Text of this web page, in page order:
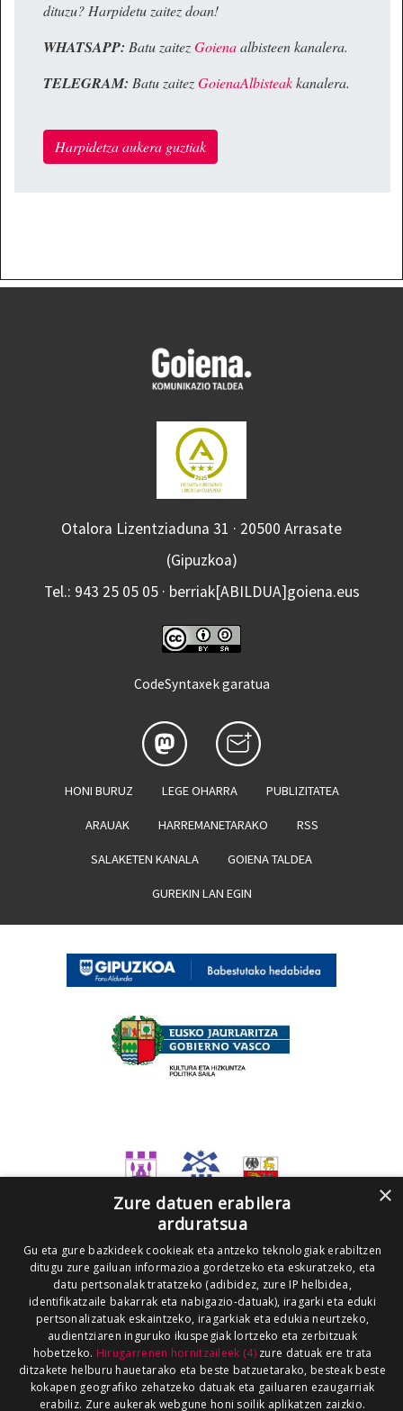
dituzu? Harpidetu zaitez doan!
WHATSAPP: Batu zaitezGoienaalbisteen kanalera.
TELEGRAM: Batu zaitezGoienaAlbisteakkanalera.
Harpidetza aukera guztiak
Otalora Lizentziaduna 31 · 20500 Arrasate
(Gipuzkoa)
Tel.: 943 25 05 05 · berriak[ABILDUA]goiena.eus
CodeSyntaxek garatua
HONI BURUZ LEGE OHARRA PUBLIZITATEA
ARAUAK HARREMANETARAKO RSS
SALAKETEN KANALA GOIENA TALDEA
GUREKIN LAN EGIN
×
Zure datuen erabilera
arduratsua
Gu eta gure bazkideek cookieak eta antzeko teknologiak erabiltzen
ditugu zure gailuan informazioa gordetzeko eta eskuratzeko, eta
datu pertsonalak tratatzeko (adibidez, zure IP helbidea,
identifikatzaile bakarrak eta nabigazio-datuak), iragarki eta eduki
pertsonalizatuak eskaintzeko, iragarkiak eta edukia neurtzeko,
audientziaren inguruko ikuspegiak lortzeko eta zerbitzuak
hobetzeko. Hirugarrenen hornitzaileek (4)zure datuak ere trata
ditzakete helburu hauetarako eta beste batzuetarako, besteak beste
kokapen geografiko zehatzeko datuak eta gailuaren ezaugarriak
erabiliz. Zure aukerak webgune honi soilik aplikatzen zaizkio.